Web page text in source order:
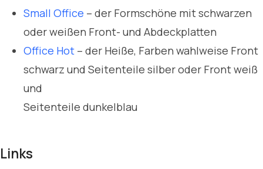
Small Office – der Formschöne mit schwarzen
oder weißen Front- und Abdeckplatten
Office Hot – der Heiße, Farben wahlweise Front
schwarz und Seitenteile silber oder Front weiß
und
Seitenteile dunkelblau
Links